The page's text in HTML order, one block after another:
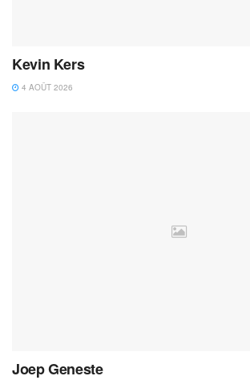
Kevin Kers
4 AOÛT 2026
Joep Geneste